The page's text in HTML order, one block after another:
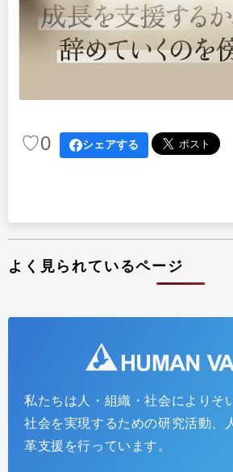
♡0 シェアする
よく見られているページ
私たちは人・組織・社会によりそ
社会を実現するための研究活動、
革支援を行っています。